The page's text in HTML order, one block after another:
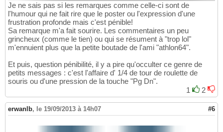
Je ne sais pas si les remarques comme celle-ci sont de
l'humour qui ne fait rire que le poster ou l'expression d'une
frustration profonde mais c'est pénible!
Sa remarque m'a fait sourire. Les commentaires un peu
grincheux (comme le tien) ou qui se résument à "trop lol"
m'ennuient plus que la petite boutade de l'ami "athlon64".
Et puis, question pénibilité, il y a pire qu'occulter ce genre de
petits messages : c'est l'affaire d' 1/4 de tour de roulette de
souris ou d'une pression de la touche "Pg Dn".
1
2
erwanlb, le 19/09/2013 à 14h07 #6